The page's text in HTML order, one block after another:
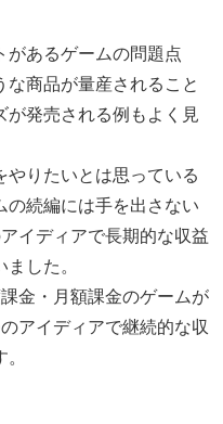
があるゲームの問題点
な商品が量産されること
が発売される例もよく見
やりたいとは思っている
の続編には手を出さない
イディアで長期的な収益
した。
金・月額課金のゲームが
アイディアで継続的な収